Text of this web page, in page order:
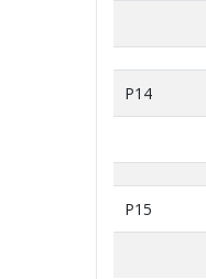
P14
P15